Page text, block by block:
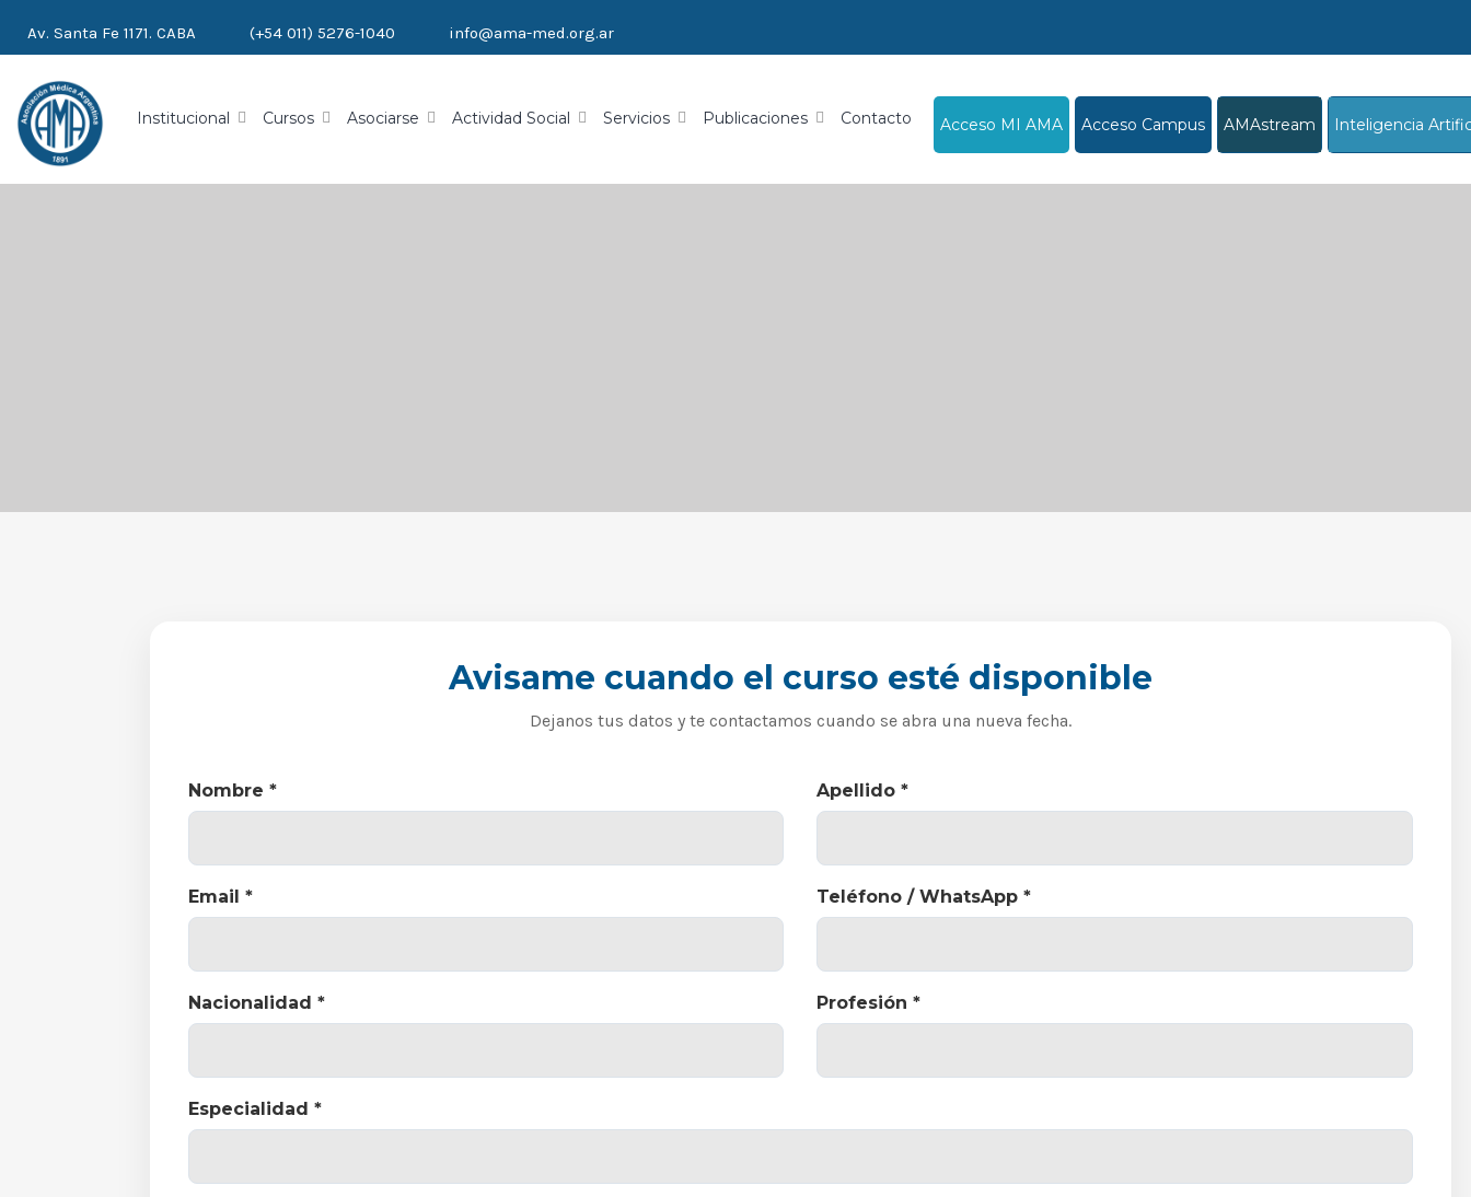
Av. Santa Fe 1171. CABA (+54 011) 5276-1040 info@ama-med.org.ar
Institucional Cursos Asociarse Actividad Social Servicios Publicaciones Contacto Acceso MI AMA Acceso Campus AMAstream Inteligencia
Avisame cuando el curso esté disponible
Dejanos tus datos y te contactamos cuando se abra una nueva fecha.
Nombre * Apellido *
Email * Teléfono / WhatsApp *
Nacionalidad * Profesión *
Especialidad *